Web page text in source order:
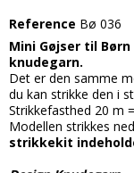
Reference Bø 036
Mini Gøjser til
knudegarn.
Det er den samme
du kan strikke den i
Strikkefasthed 20 m
Modellen strikkes
strikkekit